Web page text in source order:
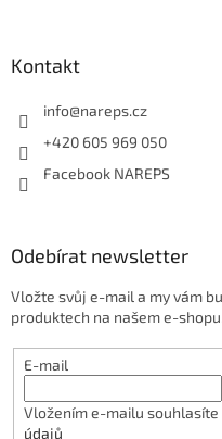
Kontakt
info@nareps.cz
+420 605 969 050
Facebook NAREPS
Odebírat newsletter
Vložte svůj e-mail a my vám
produktech na našem e-shopu.
E-mail
Vložením e-mailu souhlasíte
údajů